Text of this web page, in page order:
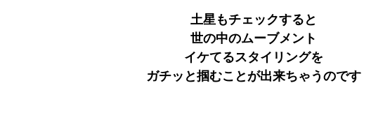
土星もチェックすると
世の中のムーブメント
イケてるスタイリングを
ガチッと掴むことが出来ちゃうのです